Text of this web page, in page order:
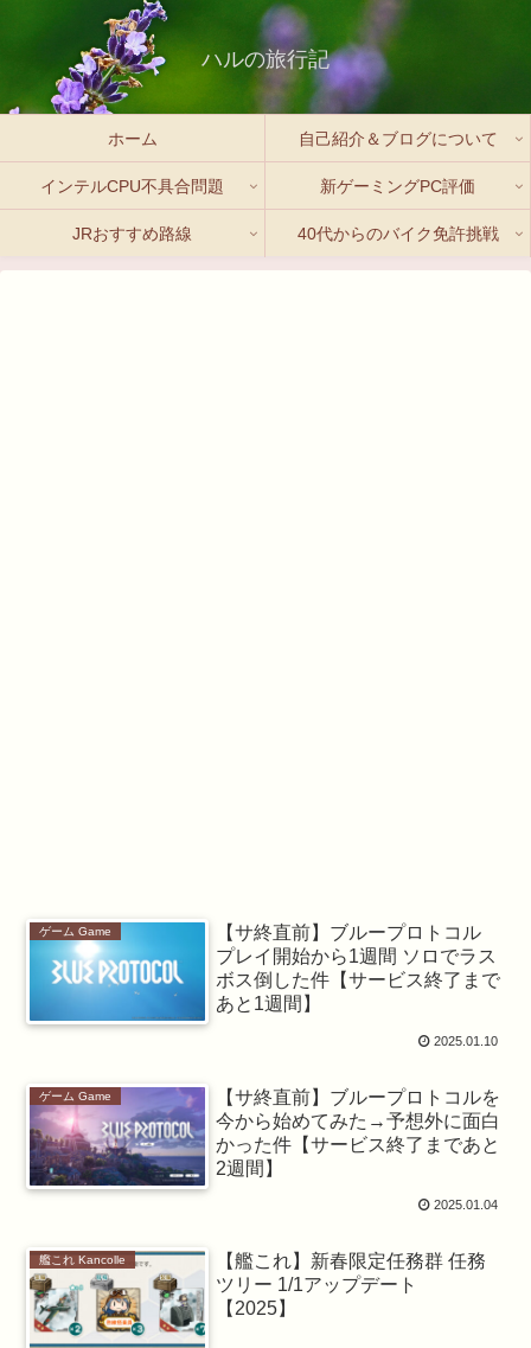
ハルの旅行記
ホーム 自己紹介＆ブログについて
インテルCPU不具合問題 新ゲーミングPC評価
JRおすすめ路線 40代からのバイク免許挑戦
ゲーム Game
【サ終直前】ブループロトコル
プレイ開始から1週間 ソロでラス
ボス倒した件【サービス終了まで
あと1週間】
2025.01.10
ゲーム Game
【サ終直前】ブループロトコルを
今から始めてみた→予想外に面白
かった件【サービス終了まであと
2週間】
2025.01.04
艦これ Kancolle
【艦これ】新春限定任務群 任務
ツリー 1/1アップデート
【2025】